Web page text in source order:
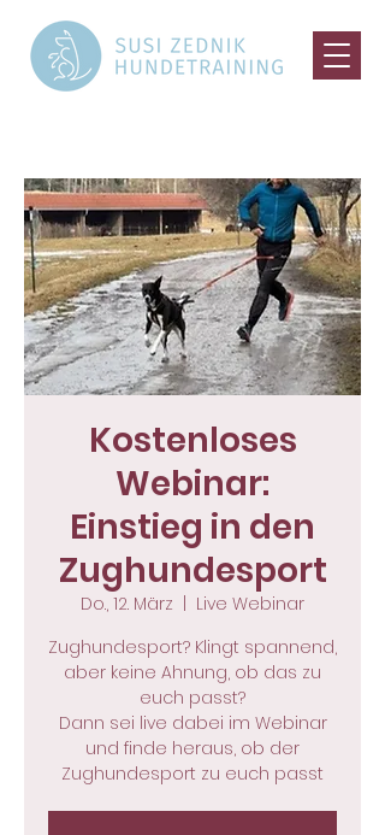
Kostenloses
Webinar:
Einstieg in den
Zughundesport
Do., 12. März
Live Webinar
Zughundesport? Klingt spannend,
aber keine Ahnung, ob das zu
euch passt?
Dann sei live dabei im Webinar
und finde heraus, ob der
Zughundesport zu euch passt